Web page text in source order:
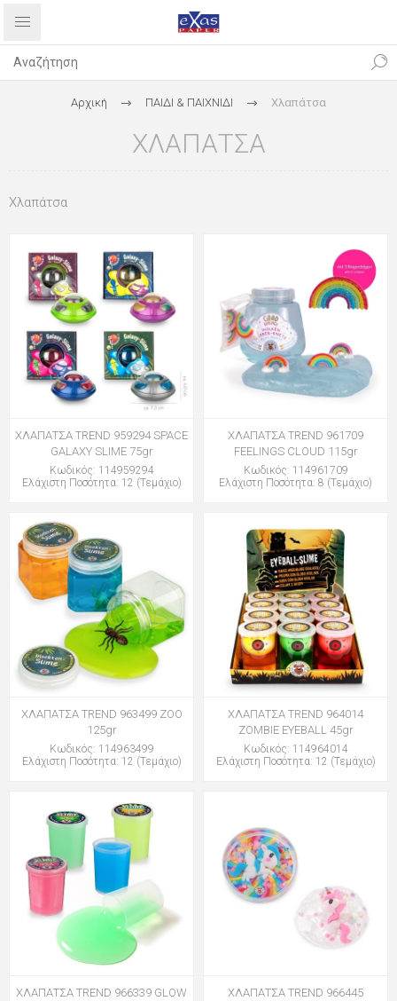
Αρχική ΠΑΙΔΙ & ΠΑΙΧΝΙΔΙ Χλαπάτσα
ΧΛΑΠΆΤΣΑ
Χλαπάτσα
ΧΛΑΠΑΤΣΑ TREND 959294 SPACE
GALAXY SLIME 75gr
Κωδικός: 114959294
Ελάχιστη Ποσότητα: 12 (Τεμάχιο)
ΧΛΑΠΑΤΣΑ TREND 961709
FEELINGS CLOUD 115gr
Κωδικός: 114961709
Ελάχιστη Ποσότητα: 8 (Τεμάχιο)
ΧΛΑΠΑΤΣΑ TREND 963499 ZOO
125gr
Κωδικός: 114963499
Ελάχιστη Ποσότητα: 12 (Τεμάχιο)
ΧΛΑΠΑΤΣΑ TREND 964014
ZOMBIE EYEBALL 45gr
Κωδικός: 114964014
Ελάχιστη Ποσότητα: 12 (Τεμάχιο)
ΧΛΑΠΑΤΣΑ TREND 966339 GLOW
ΧΛΑΠΑΤΣΑ TREND 966445